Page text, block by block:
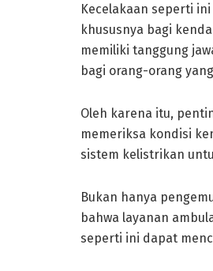
Kecelakaan seperti
khususnya bagi
memiliki tanggung
bagi orang-orang
Oleh karena itu,
memeriksa kondisi
sistem kelistrikan
Bukan hanya
bahwa layanan
seperti ini dapat